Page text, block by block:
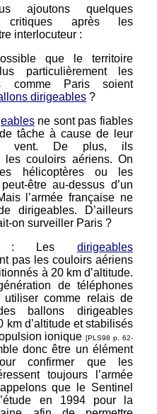
ajoutons quelques
critiques après les
interlocuteur :
que le territoire
particulièrement les
comme Paris soient
dirigeables ?
ne sont pas fiables
tâche à cause de leur
vent. De plus, ils
les couloirs aériens. On
hélicoptères ou les
être au-dessus d’un
l’armée française ne
dirigeables. D’ailleurs
on surveiller Paris ?
Les dirigeables
pas les couloirs aériens
à 20 km d’altitude.
de téléphones
utiliser comme relais de
ballons dirigeables
km d’altitude et stabilisés
ionique[PLS98 p. 62-
donc être un élément
confirmer que les
toujours l’armée
que le Sentinel
en 1994 pour la